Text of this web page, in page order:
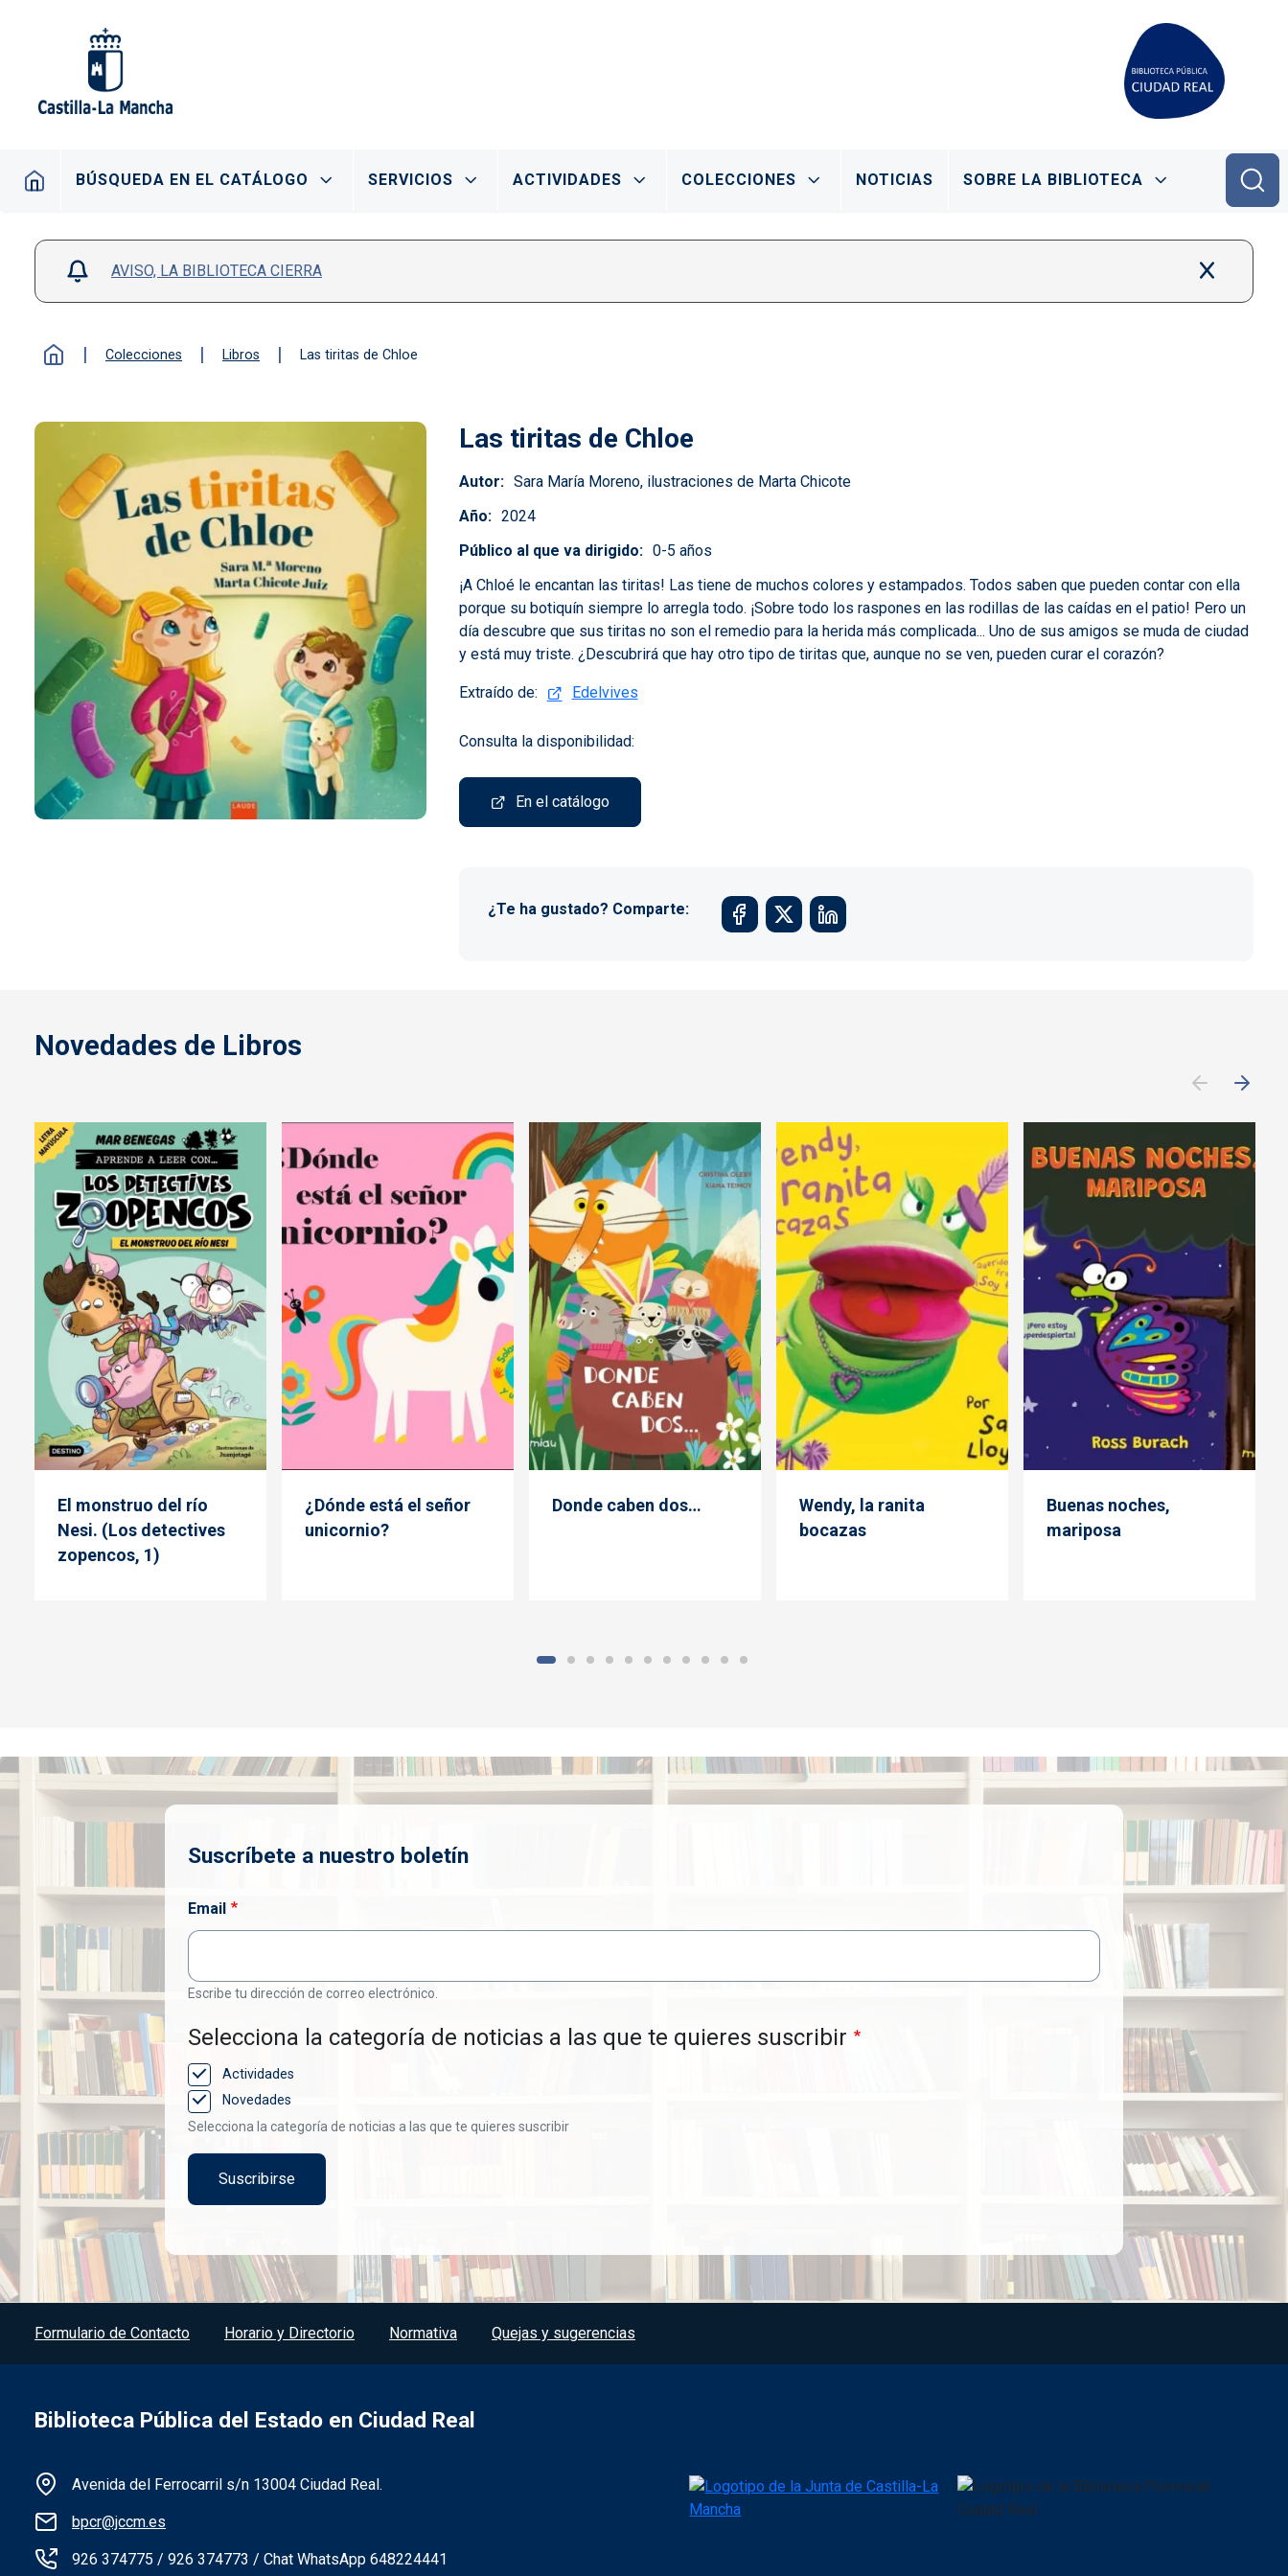
Navegación principal
BÚSQUEDA EN EL CATÁLOGO SERVICIOS ACTIVIDADES COLECCIONES NOTICIAS SOBRE LA BIBLIOTECA
AVISO, LA BIBLIOTECA CIERRA
Colecciones Libros Las tiritas de Chloe
Las tiritas de Chloe
Autor
Sara María Moreno, ilustraciones de Marta Chicote
Año
2024
Público al que va dirigido
0-5 años
¡A Chloé le encantan las tiritas! Las tiene de muchos colores y estampados. Todos saben que pueden contar con ella
porque su botiquín siempre lo arregla todo. ¡Sobre todo los raspones en las rodillas de las caídas en el patio! Pero un
día descubre que sus tiritas no son el remedio para la herida más complicada... Uno de sus amigos se muda de ciudad
y está muy triste. ¿Descubrirá que hay otro tipo de tiritas que, aunque no se ven, pueden curar el corazón?
Extraído de: Edelvives
Consulta la disponibilidad:
En el catálogo
¿Te ha gustado? Comparte:
Novedades de Libros
El monstruo del río
Nesi. (Los detectives
zopencos, 1)
¿Dónde está el señor
unicornio?
Donde caben dos…
Wendy, la ranita
bocazas
Buenas noches,
mariposa
Suscríbete a nuestro boletín
Email
Escribe tu dirección de correo electrónico.
Selecciona la categoría de noticias a las que te quieres suscribir
Actividades
Novedades
Selecciona la categoría de noticias a las que te quieres suscribir
Menú del pie
Formulario de Contacto Horario y Directorio Normativa Quejas y sugerencias
Biblioteca Pública del Estado en Ciudad Real
Información de la institución
Avenida del Ferrocarril s/n 13004 Ciudad Real.
bpcr@jccm.es
926 374775 / 926 374773 / Chat WhatsApp 648224441